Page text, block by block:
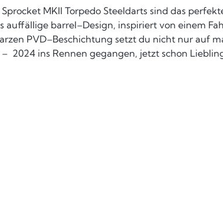
MKII Torpedo Steeldarts sind das
auffällige barrel–Design, inspiriert von einem
PVD–Beschichtung setzt du nicht nur auf
2024 ins Rennen gegangen, jetzt schon